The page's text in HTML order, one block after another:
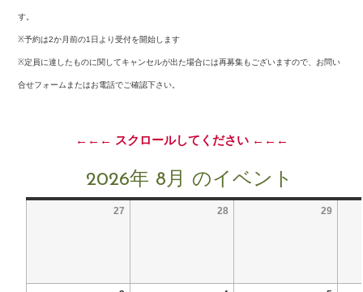
す。
※予約は2か月前の1日より受付を開始します
※定員に達したものに関してキャンセルが出た場合には再募集もございますので、お問い
合せフォームまたはお電話でご確認下さい。
←←← スクロールしてください ←←←
2026年 8月 のイベント
27 28 29